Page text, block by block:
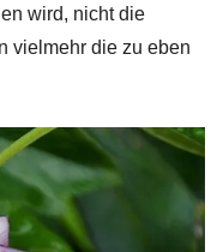
wird, nicht die
vielmehr die zu eben